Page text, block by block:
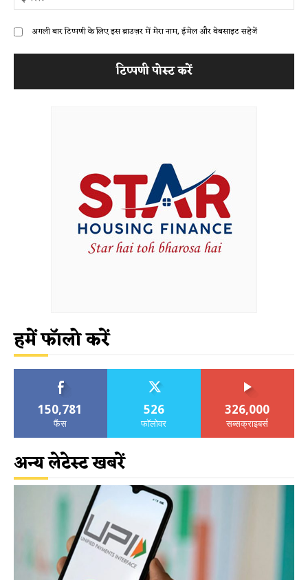
अगली बार टिप्पणी के लिए इस ब्राउज़र में मेरा नाम, ईमेल और वेबसाइट सहेजें
हमें फॉलो करें
150,781
फैंस
526
फॉलोवर
326,000
सब्सक्राइबर्स
अन्य लेटेस्ट खबरें